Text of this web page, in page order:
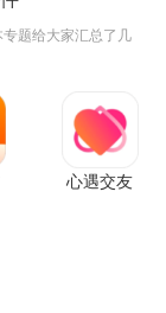
问题指出，快速
给你带来了成绩
离各大高校分数
题给大家汇总了几
心遇交友